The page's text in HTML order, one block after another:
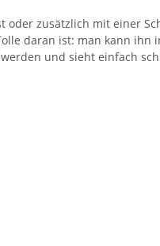
zusätzlich mit einer
daran ist: man kann ihn
und sieht einfach